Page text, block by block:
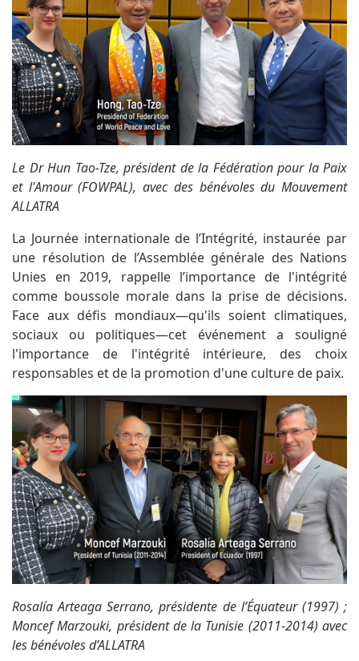
Le Dr Hun Tao-Tze, président de la Fédération pour la Paix
et l'Amour (FOWPAL), avec des bénévoles du Mouvement
ALLATRA
La Journée internationale de l’Intégrité, instaurée par
une résolution de l’Assemblée générale des Nations
Unies en 2019, rappelle l’importance de l'intégrité
comme boussole morale dans la prise de décisions.
Face aux défis mondiaux—qu'ils soient climatiques,
sociaux ou politiques—cet événement a souligné
l'importance de l'intégrité intérieure, des choix
responsables et de la promotion d'une culture de paix.
Rosalía Arteaga Serrano, présidente de l’Équateur (1997) ;
Moncef Marzouki, président de la Tunisie (2011-2014) avec
les bénévoles d’ALLATRA